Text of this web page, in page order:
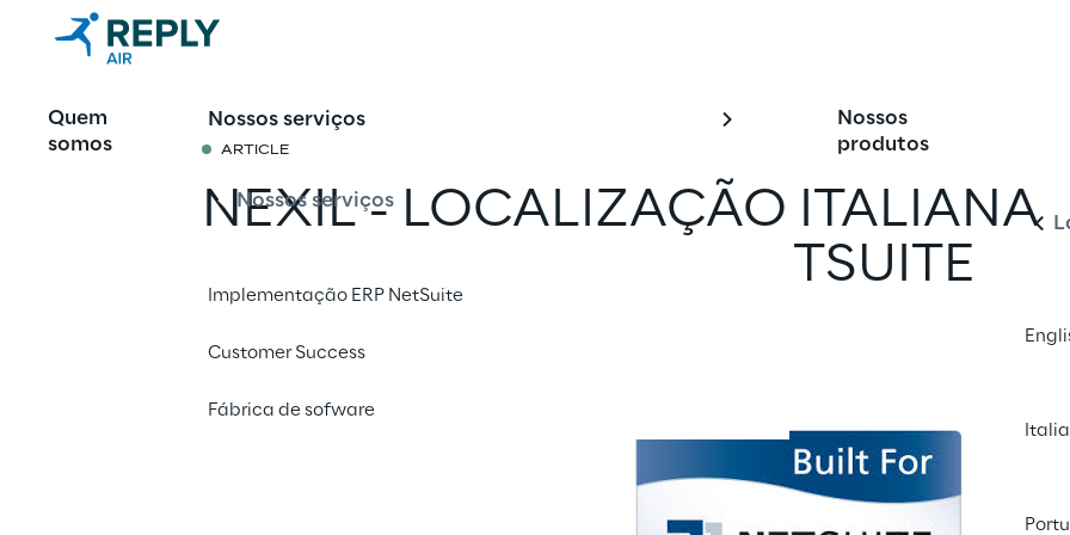
Quem
somos
Nossos serviços
Nossos serviços
Implementação ERP NetSuite
Customer Success
Fábrica de sofware
Nossos
produtos
ARTICLE
NEXIL - LOCALIZAÇÃO ITALIANA
ESTENDIDA PARA O NETSUITE